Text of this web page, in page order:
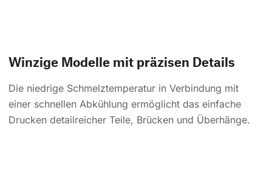
Winzige Modelle mit präzisen Details
Die niedrige Schmelztemperatur in Verbindung mit
einer schnellen Abkühlung ermöglicht das einfache
Drucken detailreicher Teile, Brücken und Überhänge.